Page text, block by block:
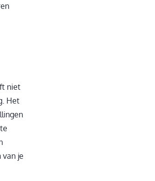
niet
Het
je